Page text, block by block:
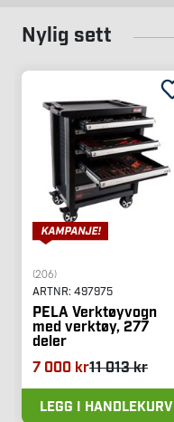
Nylig sett
(206)
ARTNR: 497975
PELA Verktøyvogn
med verktøy, 277
deler
7 000 kr11 013 kr
LEGG I HANDLEKURV